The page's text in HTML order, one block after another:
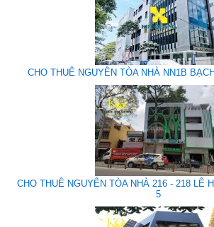
CHO THUÊ NGUYÊN TÒA NHÀ NN1B
CHO THUÊ NGUYÊN TÒA NHÀ 216 - 218 LÊ
5